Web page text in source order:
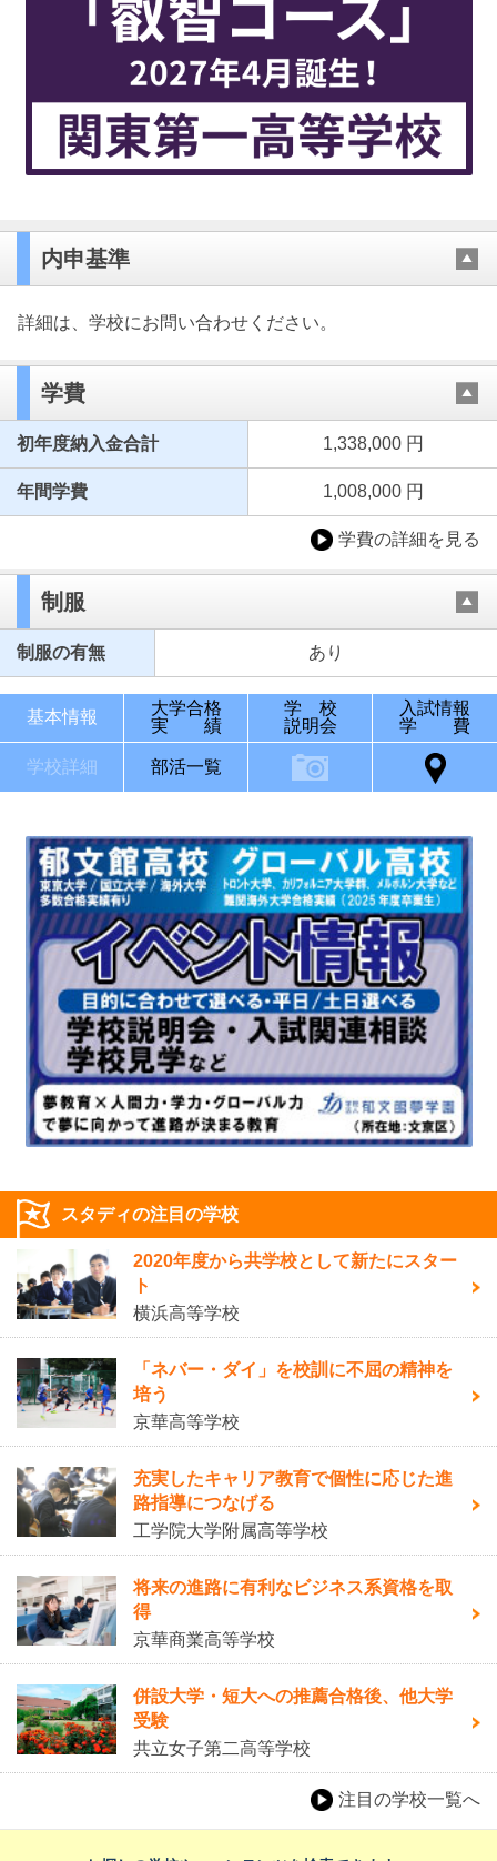
内申基準
詳細は、学校にお問い合わせください。
学費
初年度納入金合計 1,338,000 円
年間学費 1,008,000 円
学費の詳細を見る
制服
制服の有無 あり
基本情報
大学合格
実 績
学 校
説明会
入試情報
学 費
学校詳細 部活一覧
スタディの注目の学校
2020年度から共学校として新たにスター
ト
横浜高等学校
「ネバー・ダイ」を校訓に不屈の精神を
培う
京華高等学校
充実したキャリア教育で個性に応じた進
路指導につなげる
工学院大学附属高等学校
将来の進路に有利なビジネス系資格を取
得
京華商業高等学校
併設大学・短大への推薦合格後、他大学
受験
共立女子第二高等学校
注目の学校一覧へ